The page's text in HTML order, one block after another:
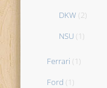
DKW (2)
NSU (1)
Ferrari (1)
Ford (1)